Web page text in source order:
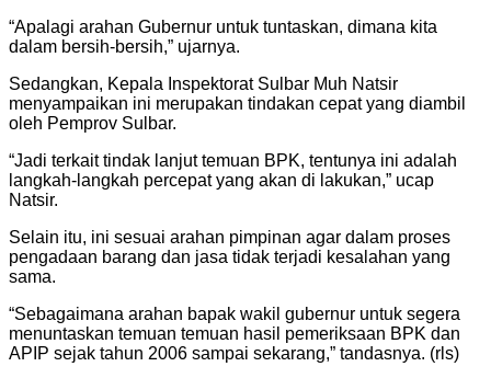
“Apalagi arahan Gubernur untuk tuntaskan, dimana kita
dalam bersih-bersih,” ujarnya.
Sedangkan, Kepala Inspektorat Sulbar Muh Natsir
menyampaikan ini merupakan tindakan cepat yang diambil
oleh Pemprov Sulbar.
“Jadi terkait tindak lanjut temuan BPK, tentunya ini adalah
langkah-langkah percepat yang akan di lakukan,” ucap
Natsir.
Selain itu, ini sesuai arahan pimpinan agar dalam proses
pengadaan barang dan jasa tidak terjadi kesalahan yang
sama.
“Sebagaimana arahan bapak wakil gubernur untuk segera
menuntaskan temuan temuan hasil pemeriksaan BPK dan
APIP sejak tahun 2006 sampai sekarang,” tandasnya. (rls)